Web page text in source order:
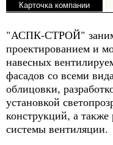
Карточка компании
"АСПК-СТРОЙ"
проектированием и
навесных
фасадов со всеми
облицовки,
установкой
конструкций, а
системы вентиляции.